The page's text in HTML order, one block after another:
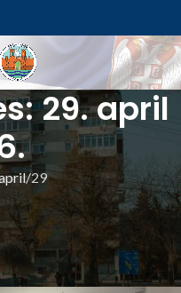
29. april
29
у свет
трибина